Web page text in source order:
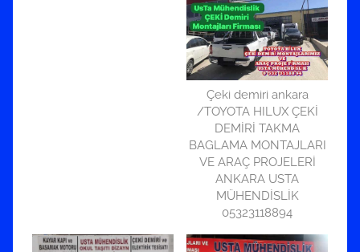
Çeki demiri ankara
/TOYOTA HILUX ÇEKİ
DEMİRİ TAKMA
BAGLAMA MONTAJLARI
VE ARAÇ PROJELERİ
ANKARA USTA
MÜHENDİSLİK
05323118894